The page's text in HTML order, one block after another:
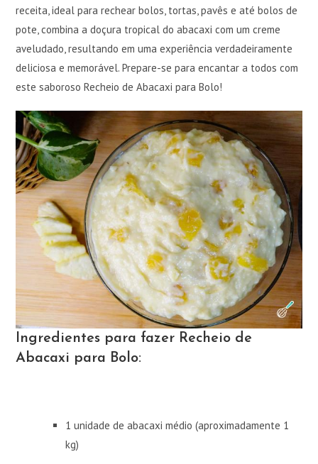
receita, ideal para rechear bolos, tortas, pavês e até bolos de
pote, combina a doçura tropical do abacaxi com um creme
aveludado, resultando em uma experiência verdadeiramente
deliciosa e memorável. Prepare-se para encantar a todos com
este saboroso Recheio de Abacaxi para Bolo!
Ingredientes para fazer Recheio de
Abacaxi para Bolo:
1 unidade de abacaxi médio (aproximadamente 1
kg)